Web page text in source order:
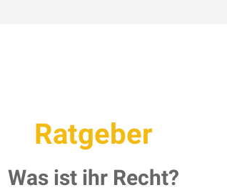
Ratgeber
Was ist ihr Recht?